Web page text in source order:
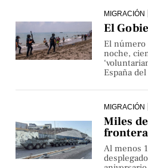
MIGRACIÓN
El
El número
noche,
España
MIGRACIÓN
Miles
frontera
Al menos